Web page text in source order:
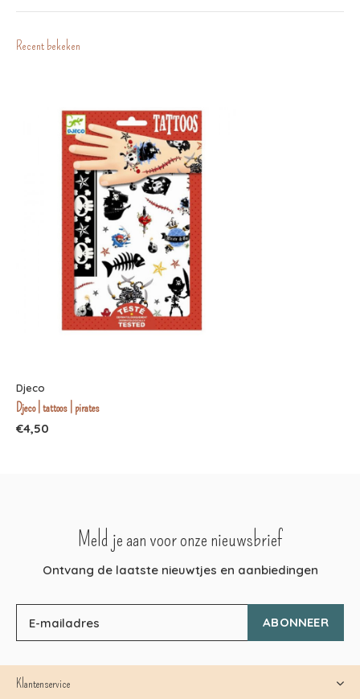
Recent bekeken
Djeco
Djeco | tattoos | pirates
€4,50
Meld je aan voor onze nieuwsbrief
Ontvang de laatste nieuwtjes en aanbiedingen
ABONNEER
Klantenservice